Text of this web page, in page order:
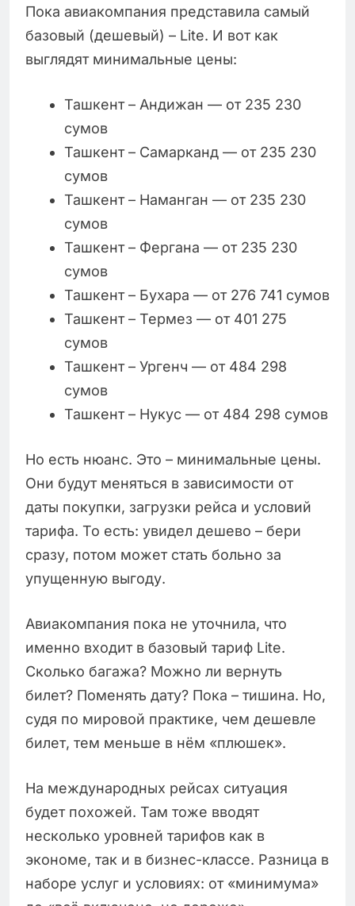
Пока авиакомпания представила самый
базовый (дешевый) – Lite. И вот как
выглядят минимальные цены:
Ташкент – Андижан — от 235 230
сумов
Ташкент – Самарканд — от 235 230
сумов
Ташкент – Наманган — от 235 230
сумов
Ташкент – Фергана — от 235 230
сумов
Ташкент – Бухара — от 276 741 сумов
Ташкент – Термез — от 401 275
сумов
Ташкент – Ургенч — от 484 298
сумов
Ташкент – Нукус — от 484 298 сумов
Но есть нюанс. Это – минимальные цены.
Они будут меняться в зависимости от
даты покупки, загрузки рейса и условий
тарифа. То есть: увидел дешево – бери
сразу, потом может стать больно за
упущенную выгоду.
Авиакомпания пока не уточнила, что
именно входит в базовый тариф Lite.
Сколько багажа? Можно ли вернуть
билет? Поменять дату? Пока – тишина. Но,
судя по мировой практике, чем дешевле
билет, тем меньше в нём «плюшек».
На международных рейсах ситуация
будет похожей. Там тоже вводят
несколько уровней тарифов как в
экономе, так и в бизнес-классе. Разница в
наборе услуг и условиях: от «минимума»